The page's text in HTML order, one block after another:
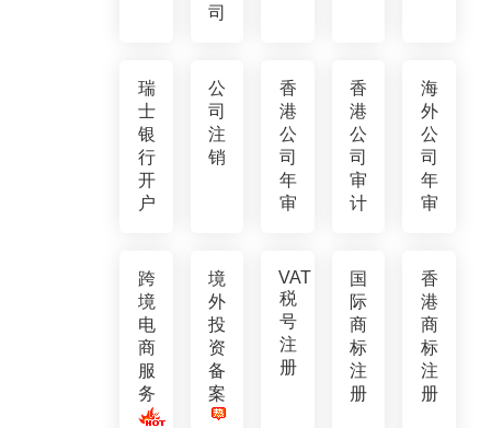
司
瑞
士
银
行
开
户
公
司
注
销
香
港
公
司
年
审
香
港
公
司
审
计
海
外
公
司
年
审
跨
境
电
商
服
务
境
外
投
资
备
案
VAT
税
号
注
册
国
际
商
标
注
册
香
港
商
标
注
册